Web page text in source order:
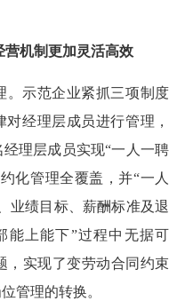
营机制更加灵活高效
。示范企业紧抓三项制度
经理层成员进行管理，
理层成员实现“一人一聘
化管理全覆盖，并“一人
业绩目标、薪酬标准及退
上能下”过程中无据可
，实现了变劳动合同约束
管理的转换。